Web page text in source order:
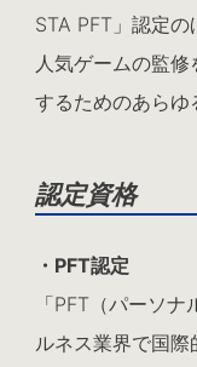
STA PFT」認定の
人気ゲームの監
するためのあらゆ
認定資格
・PFT認定
「PFT（パーソ
ルネス業界で国